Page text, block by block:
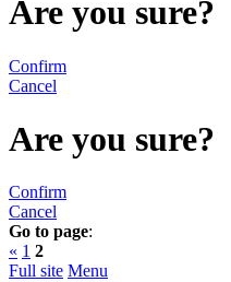
Are you sure?
Confirm
Cancel
Are you sure?
Confirm
Cancel
Go to page:
« 1 2
Full site Menu